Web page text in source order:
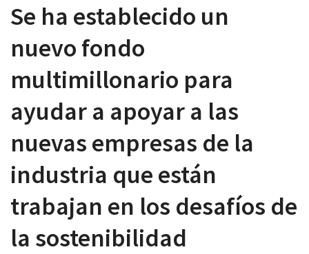
Se ha establecido un
nuevo fondo
multimillonario para
ayudar a apoyar a las
nuevas empresas de la
industria que están
trabajan en los desafíos de
la sostenibilidad